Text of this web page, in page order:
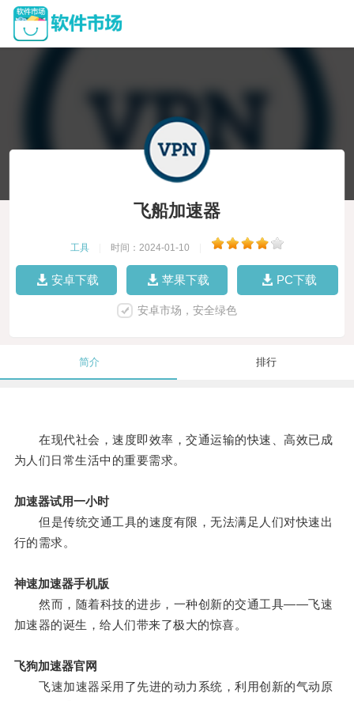
飞船加速器
工具 时间：2024-01-10
安卓下载 苹果下载 PC下载
安卓市场，安全绿色
简介 排行
在现代社会，速度即效率，交通运输的快速、高效已成
为人们日常生活中的重要需求。
加速器试用一小时
但是传统交通工具的速度有限，无法满足人们对快速出
行的需求。
神速加速器手机版
然而，随着科技的进步，一种创新的交通工具——飞速
加速器的诞生，给人们带来了极大的惊喜。
飞狗加速器官网
飞速加速器采用了先进的动力系统，利用创新的气动原